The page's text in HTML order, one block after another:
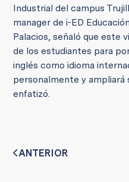
Industrial del campus
manager de i-ED
Palacios, señaló que este
de los estudiantes para
inglés como idioma
personalmente y ampliará
enfatizó.
ANTERIOR